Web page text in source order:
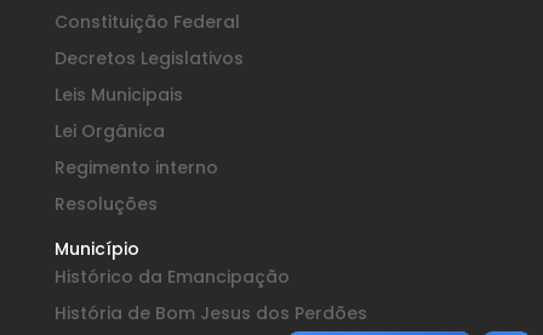
Constituição Federal
Decretos Legislativos
Leis Municipais
Lei Orgânica
Regimento interno
Resoluções
Município
Histórico da Emancipação
História de Bom Jesus dos Perdões